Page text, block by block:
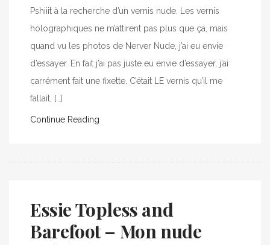
Pshiiit à la recherche d’un vernis nude. Les vernis
holographiques ne m’attirent pas plus que ça, mais
quand vu les photos de Nerver Nude, j’ai eu envie
d’essayer. En fait j’ai pas juste eu envie d’essayer, j’ai
carrément fait une fixette. C’était LE vernis qu’il me
fallait, […]
Continue Reading
Essie Topless and
Barefoot – Mon nude